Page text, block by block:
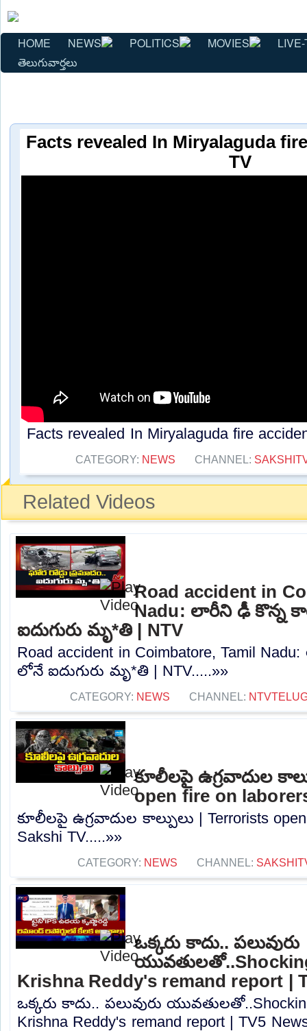
HOME NEWS POLITICS MOVIES
తెలుగువార్తలు
Facts revealed In Miryalaguda
TV
Facts revealed In Miryalaguda fire
CATEGORY: NEWS CHANNEL:
Related Videos
Road accident in
Nadu: లారీని ఢీ కొన్న
ఐదుగురు మృ*తి | NTV
Road accident in Coimbatore, Tamil
లోనే ఐదుగురు మృ*తి | NTV.....»»
CATEGORY: NEWS CHANNEL:
కూలీలపై ఉగ్రవాదుల
open fire on
కూలీలపై ఉగ్రవాదుల కాల్పులు | Terrorists
Sakshi TV.....»»
CATEGORY: NEWS CHANNEL:
ఒక్కరు కాదు.. పలువురు
Krishna Reddy's remand report |
ఒక్కరు కాదు.. పలువురు
Krishna Reddy's remand report | TV5